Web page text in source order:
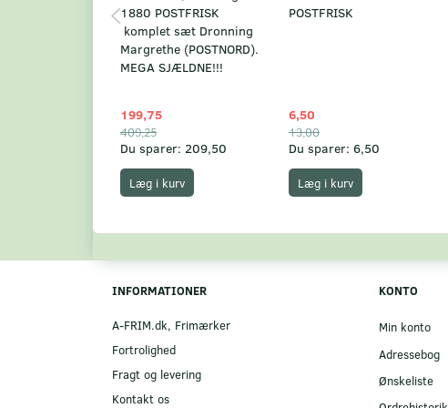
1880 POSTFRISK
komplet sæt Dronning
Margrethe (POSTNORD).
MEGA SJÆLDNE!!!
199,75
409,25
Du sparer: 209,50
Læg i kurv
POSTFRISK
6,50
13,00
Du sparer: 6,50
Læg i kurv
INFORMATIONER
A-FRIM.dk, Frimærker
Fortrolighed
Fragt og levering
Kontakt os
KONTO
Min konto
Adressebog
Ønskeliste